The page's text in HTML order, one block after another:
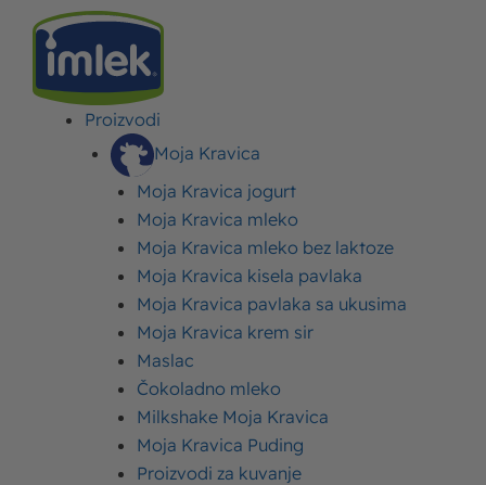
Proizvodi
Moja Kravica
Moja Kravica jogurt
Moja Kravica mleko
Moja Kravica mleko bez laktoze
Moja Kravica kisela pavlaka
Moja Kravica pavlaka sa ukusima
Moja Kravica krem sir
Maslac
Čokoladno mleko
Milkshake Moja Kravica
Moja Kravica Puding
Proizvodi za kuvanje
>KAMPANJE>BALANS+ OBROK – ZA SVAKI DOBAR START!
Balans+ obrok – Za svaki
dobar start!
11. oktobar 2019. Ažurirano: 11. oktobar 2019. Autor: Imlek